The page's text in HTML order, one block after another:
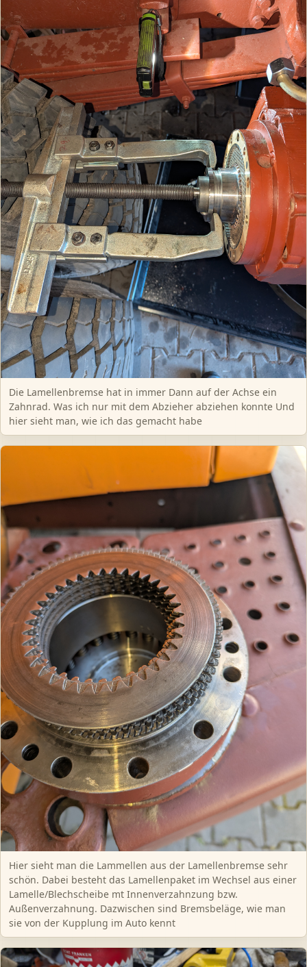
Die Lamellenbremse hat in immer Dann auf der Achse ein
Zahnrad. Was ich nur mit dem Abzieher abziehen konnte Und
hier sieht man, wie ich das gemacht habe
Hier sieht man die Lammellen aus der Lamellenbremse sehr
schön. Dabei besteht das Lamellenpaket im Wechsel aus einer
Lamelle/Blechscheibe mt Innenverzahnzung bzw.
Außenverzahnung. Dazwischen sind Bremsbeläge, wie man
sie von der Kupplung im Auto kennt